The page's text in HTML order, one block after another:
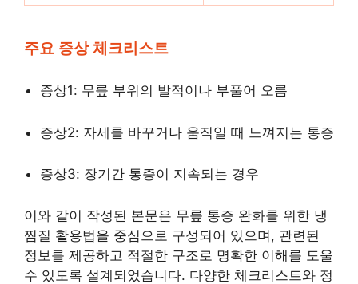
주요 증상 체크리스트
증상1: 무릎 부위의 발적이나 부풀어 오름
증상2: 자세를 바꾸거나 움직일 때 느껴지는 통증
증상3: 장기간 통증이 지속되는 경우
이와 같이 작성된 본문은 무릎 통증 완화를 위한 냉
찜질 활용법을 중심으로 구성되어 있으며, 관련된
정보를 제공하고 적절한 구조로 명확한 이해를 도울
수 있도록 설계되었습니다. 다양한 체크리스트와 정